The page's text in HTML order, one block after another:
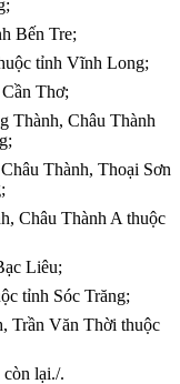
Bến Tre;
tỉnh Vĩnh Long;
Cần Thơ;
Thành, Châu Thành
Thành, Thoại Sơn
Châu Thành A thuộc
Liêu;
tỉnh Sóc Trăng;
Trần Văn Thời thuộc
lại./.